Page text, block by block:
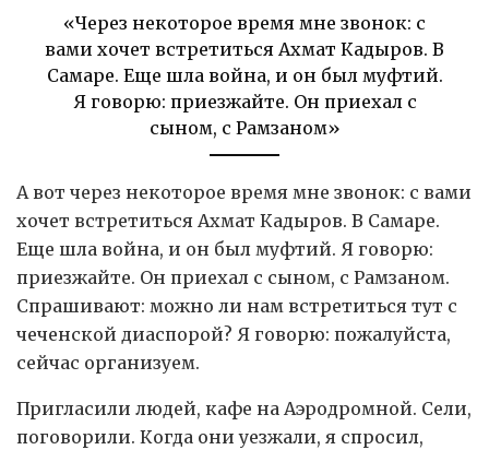
«Через некоторое время мне звонок: с
вами хочет встретиться Ахмат Кадыров. В
Самаре. Еще шла война, и он был муфтий.
Я говорю: приезжайте. Он приехал с
сыном, с Рамзаном»
А вот через некоторое время мне звонок: с вами
хочет встретиться Ахмат Кадыров. В Самаре.
Еще шла война, и он был муфтий. Я говорю:
приезжайте. Он приехал с сыном, с Рамзаном.
Спрашивают: можно ли нам встретиться тут с
чеченской диаспорой? Я говорю: пожалуйста,
сейчас организуем.
Пригласили людей, кафе на Аэродромной. Сели,
поговорили. Когда они уезжали, я спросил,